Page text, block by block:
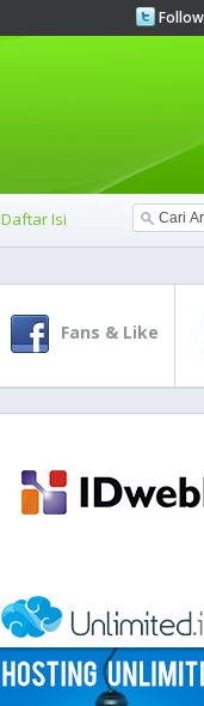
Daftar Isi
Fans & Like